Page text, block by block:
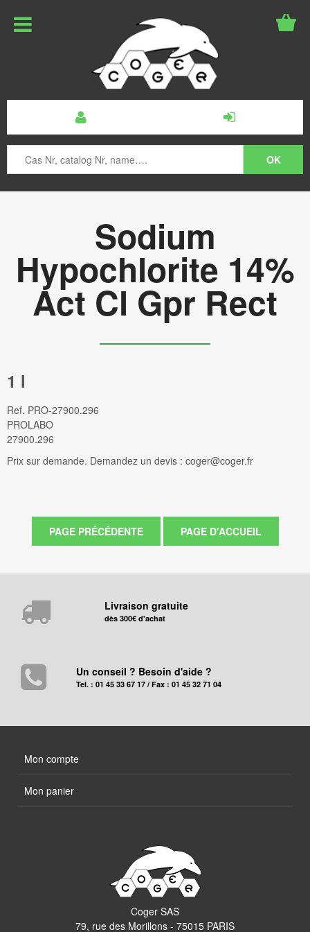
Sodium
Hypochlorite 14%
Act Cl Gpr Rect
1 l
Ref. PRO-27900.296
PROLABO
27900.296
Prix sur demande. Demandez un devis : coger@coger.fr
Livraison gratuite
dès 300€ d'achat
Un conseil ? Besoin d'aide ?
Tel. : 01 45 33 67 17 / Fax : 01 45 32 71 04
Mon compte
Mon panier
Coger SAS
79, rue des Morillons - 75015 PARIS